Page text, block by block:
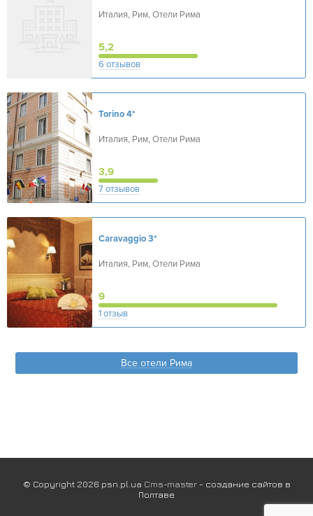
Италия, Рим, Отели Рима
5,2
6 отзывов
Torino4*
Италия, Рим, Отели Рима
3,9
7 отзывов
Caravaggio3*
Италия, Рим, Отели Рима
9
1 отзыв
Все отели Рима
© Copyright 2026 psn.pl.ua Cms-master- создание сайтов в
Полтаве